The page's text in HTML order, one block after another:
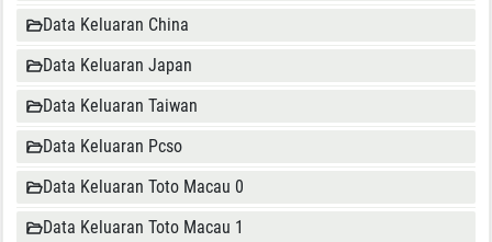
Data Keluaran China
Data Keluaran Japan
Data Keluaran Taiwan
Data Keluaran Pcso
Data Keluaran Toto Macau 0
Data Keluaran Toto Macau 1